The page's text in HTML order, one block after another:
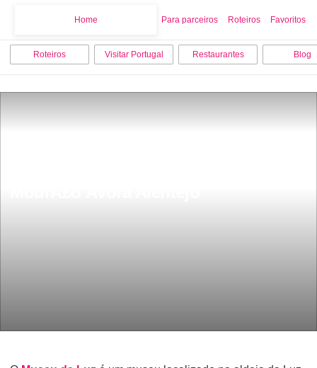
Home Para parceiros Roteiros Favoritos
Roteiros Visitar Portugal Restaurantes Blog